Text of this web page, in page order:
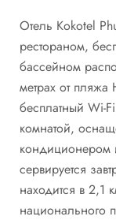
Отель Kokotel
рестораном,
бассейном
метрах от пляжа
бесплатный Wi-
комнатой,
кондиционером
сервируется
находится в 2,1
национального